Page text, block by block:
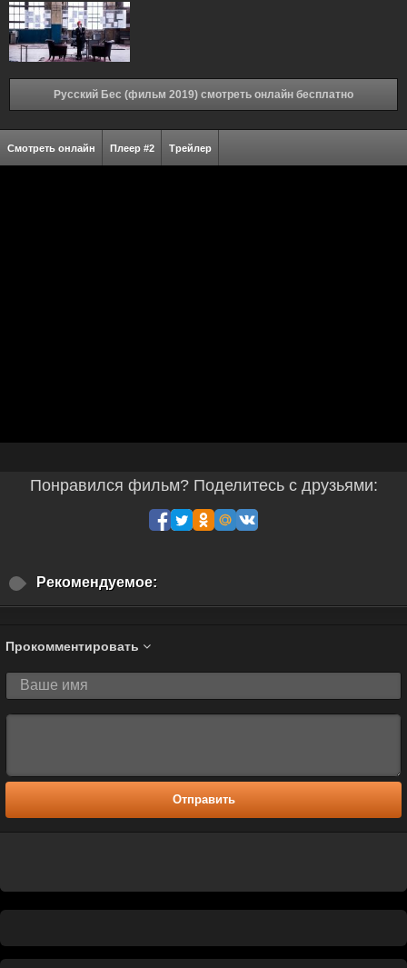
Русский Бес (фильм 2019) смотреть онлайн бесплатно
Смотреть онлайн Плеер #2 Трейлер
Понравился фильм? Поделитесь с друзьями:
Рекомендуемое:
Прокомментировать
Отправить